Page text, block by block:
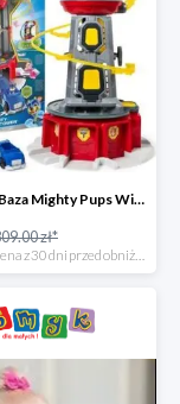
Psi Patrol Baza Mighty Pups Wieża obserwacyjna+pojazd z figurką -19%
zł*